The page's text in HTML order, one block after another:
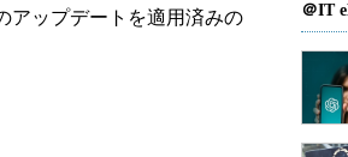
アップデートを適用済みの
＠IT